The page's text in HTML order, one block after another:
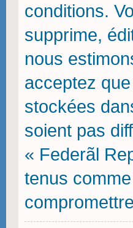
conditions.
supprime,
nous
acceptez
stockées
soient pas
« Federãl
tenus